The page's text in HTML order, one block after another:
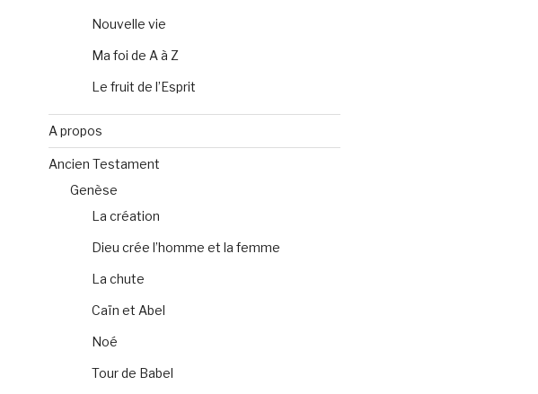
Nouvelle vie
Ma foi de A à Z
Le fruit de l’Esprit
A propos
Ancien Testament
Genèse
La création
Dieu crée l’homme et la femme
La chute
Caïn et Abel
Noé
Tour de Babel